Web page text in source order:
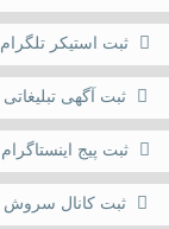
ثبت استیکر تلگرام
ثبت آگهی تبلیغاتی
ثبت پیج اینستاگرام
ثبت کانال سروش